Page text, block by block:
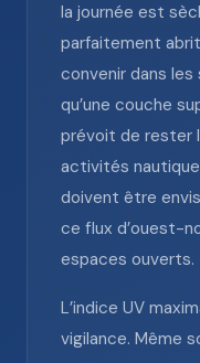
la journée est
parfaitement
convenir dans
qu’une couche
prévoit de rester
activités
doivent être
ce flux d’ouest-
espaces ouverts.
L’indice UV
vigilance. Même